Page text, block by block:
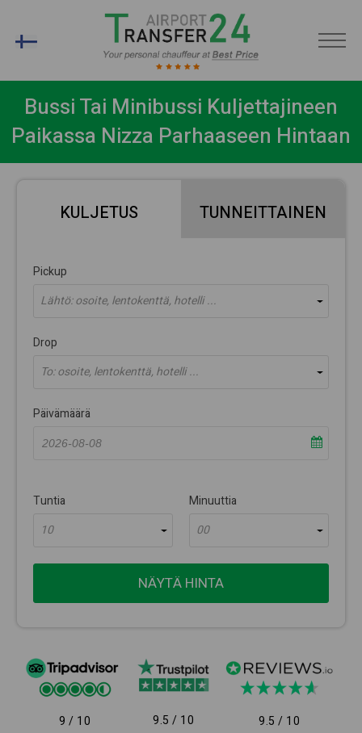
Bussi Tai Minibussi Kuljettajineen
Paikassa Nizza Parhaaseen Hintaan
KULJETUS TUNNEITTAINEN
Pickup
Lähtö: osoite, lentokenttä, hotelli ...
Drop
To: osoite, lentokenttä, hotelli ...
Päivämäärä
Tuntia
10
Minuuttia
00
NÄYTÄ HINTA
9 / 10 9.5 / 10 9.5 / 10